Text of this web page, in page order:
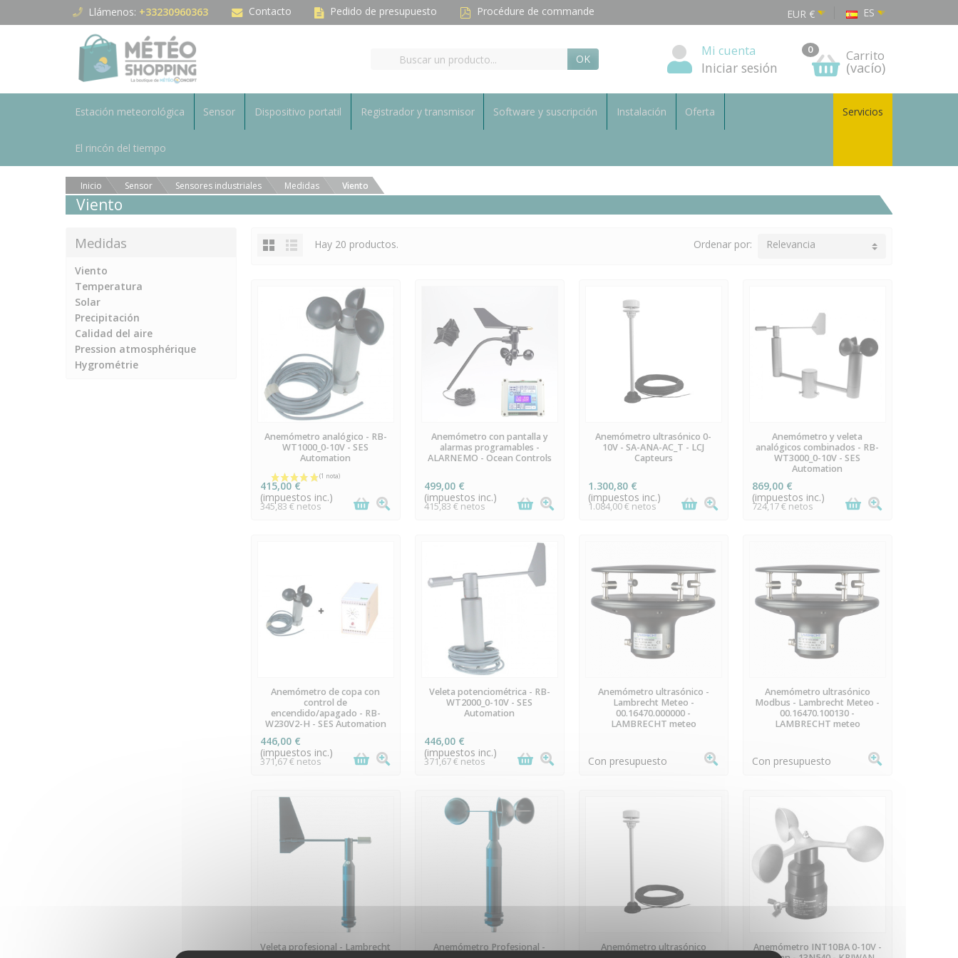
Llámenos: +33230960363 Contacto Pedido de presupuesto Procédure de commande EUR € ES
OK
Mi cuenta
Iniciar sesión
0 Carrito
(vacío)
Estación meteorológica Sensor Dispositivo portatil Registrador y transmisor Software y suscripción Instalación Oferta
El rincón del tiempo
Servicios
Inicio Sensor Sensores industriales Medidas Viento
Viento
Medidas
Viento
Temperatura
Solar
Precipitación
Calidad del aire
Pression atmosphérique
Hygrométrie
Hay 20 productos. Ordenar por: Relevancia
EN STOCK
Anemómetro analógico - RB-
WT1000_0-10V - SES
Automation
415,00 €
(impuestos inc.)
345,83 € netos
EN STOCK
Anemómetro con pantalla y
alarmas programables -
ALARNEMO - Ocean Controls
499,00 €
(impuestos inc.)
415,83 € netos
ÚLTIMAS UNIDADES EN
STOCK
Anemómetro ultrasónico 0-
10V - SA-ANA-AC_T - LCJ
Capteurs
1.300,80 €
(impuestos inc.)
1.084,00 € netos
PREORDEN
Anemómetro y veleta
analógicos combinados - RB-
WT3000_0-10V - SES
Automation
869,00 €
(impuestos inc.)
724,17 € netos
PREORDEN
Anemómetro de copa con
control de
encendido/apagado - RB-
W230V2-H - SES Automation
446,00 €
(impuestos inc.)
371,67 € netos
PREORDEN
Veleta potenciométrica - RB-
WT2000_0-10V - SES
Automation
446,00 €
(impuestos inc.)
371,67 € netos
PREORDEN
Anemómetro ultrasónico -
Lambrecht Meteo -
00.16470.000000 -
LAMBRECHT meteo
Con presupuesto
PREORDEN
Anemómetro ultrasónico
Modbus - Lambrecht Meteo -
00.16470.100130 -
LAMBRECHT meteo
Con presupuesto
PREORDEN
Veleta profesional - Lambrecht
PREORDEN
Anemómetro Profesional -
PREORDEN
Anemómetro ultrasónico
PREORDEN
Anemómetro INT10BA 0-10V -
Panel de gestión de cookies